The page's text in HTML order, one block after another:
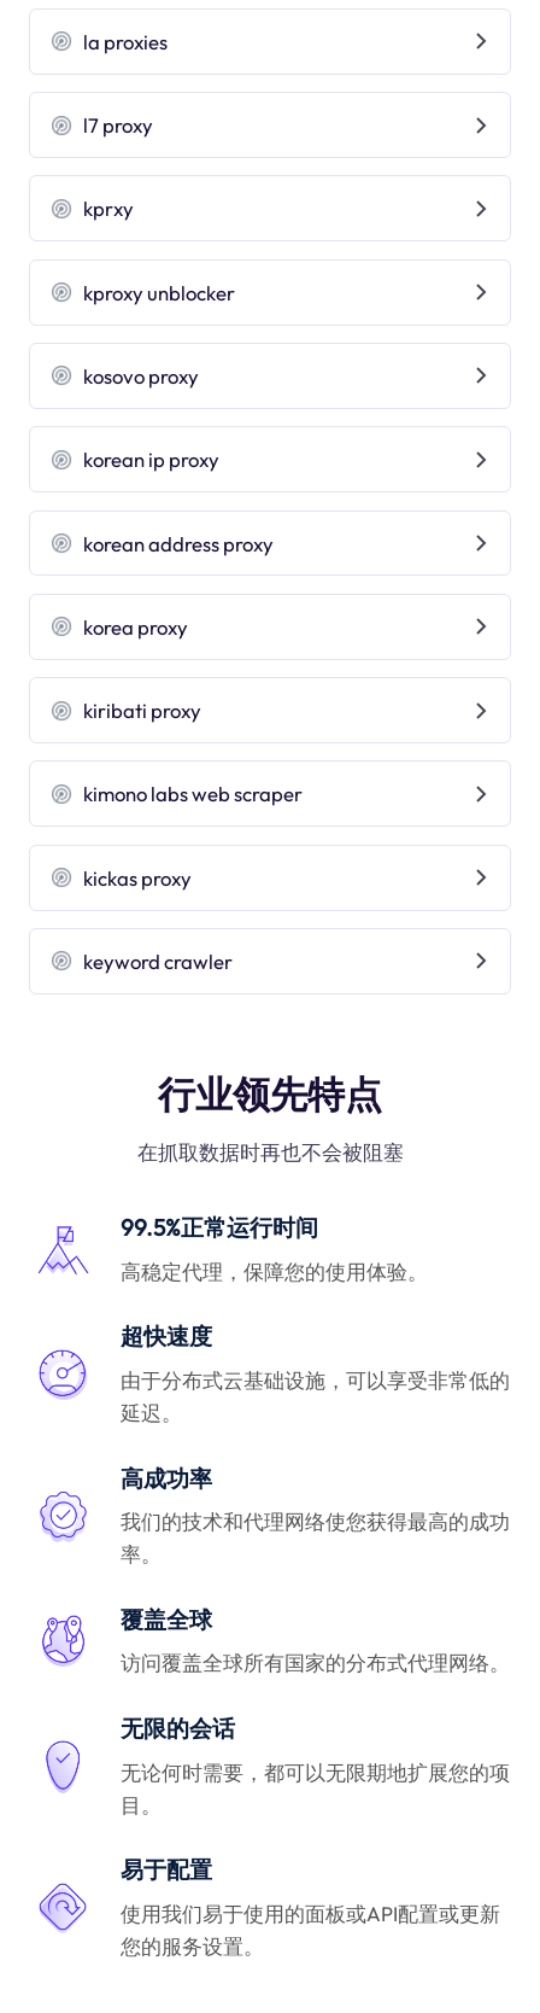
la proxies
l7 proxy
kprxy
kproxy unblocker
kosovo proxy
korean ip proxy
korean address proxy
korea proxy
kiribati proxy
kimono labs web scraper
kickas proxy
keyword crawler
行业领先特点
在抓取数据时再也不会被阻塞
99.5%正常运行时间
高稳定代理，保障您的使用体验。
超快速度
由于分布式云基础设施，可以享受非常低的
延迟。
高成功率
我们的技术和代理网络使您获得最高的成功
率。
覆盖全球
访问覆盖全球所有国家的分布式代理网络。
无限的会话
无论何时需要，都可以无限期地扩展您的项
目。
易于配置
使用我们易于使用的面板或API配置或更新
您的服务设置。